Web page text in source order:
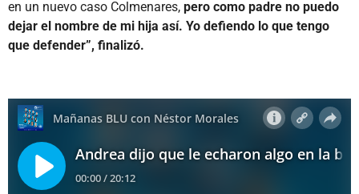
en un nuevo caso Colmenares, pero como padre no puedo
dejar el nombre de mi hija así. Yo defiendo lo que tengo
que defender”, finalizó.